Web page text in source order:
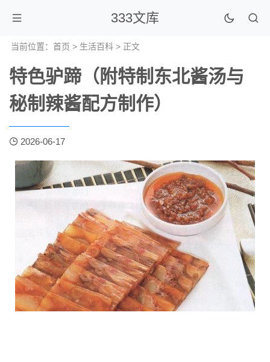
333文库
当前位置： 首页 > 生活百科 > 正文
特色驴蹄（附特制东北酱汤与
秘制辣酱配方制作）
2026-06-17